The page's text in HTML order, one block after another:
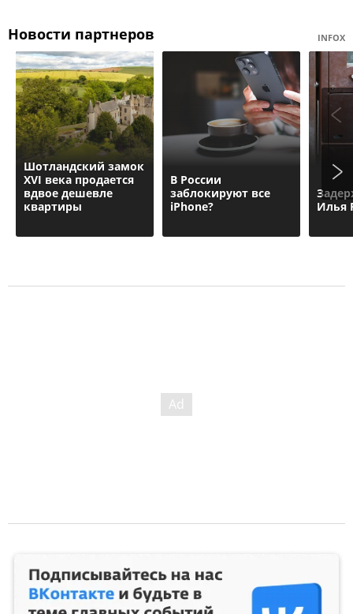
Новости партнеров INFOX
Шотландский замок
XVI века продается
вдвое дешевле
квартиры
В России
заблокируют все
iPhone?
Илья